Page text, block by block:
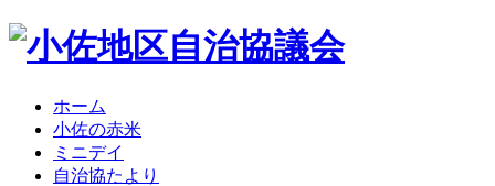
ホーム
小佐の赤米
ミニデイ
自治協たより